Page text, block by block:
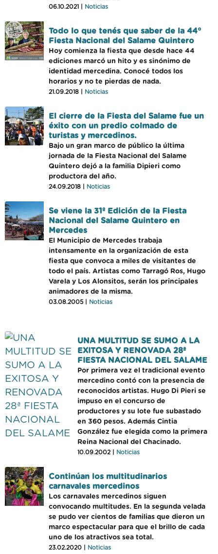
06.10.2021 | Noticias
Todo lo que tenés que saber de la 44°
Fiesta Nacional del Salame Quintero
Hoy comienza la fiesta que desde hace 44
ediciones marcó un hito y es sinónimo de
identidad mercedina. Conocé todos los
horarios y no te pierdas de nada.
21.09.2018 | Noticias
El cierre de la Fiesta del Salame fue un
éxito con un predio colmado de
turistas y mercedinos.
Bajo un gran marco de público la última
jornada de la Fiesta Nacional del Salame
Quintero dejó a la familia Dipieri como
productora del año.
24.09.2018 | Noticias
Se viene la 31º Edición de la Fiesta
Nacional del Salame Quintero en
Mercedes
El Municipio de Mercedes trabaja
intensamente en la organización de esta
fiesta que convoca a miles de visitantes de
todo el país. Artistas como Tarragó Ros, Hugo
Varela y Los Alonsitos, serán los principales
animadores de la misma.
03.08.2005 | Noticias
UNA MULTITUD SE SUMO A LA
EXITOSA Y RENOVADA 28ª
FIESTA NACIONAL DEL SALAME
Por primera vez el tradicional evento
mercedino contó con la presencia de
reconocidos artistas. Hugo Di Pieri se
impuso en el concurso de
productores y su lote fue subastado
en 360 pesos. Además Cintia
González fue elegida como la primera
Reina Nacional del Chacinado.
10.09.2002 | Noticias
Continúan los multitudinarios
carnavales mercedinos
Los carnavales mercedinos siguen
convocando multitudes. En la segunda velada
se pudo ver cientos de familias que dieron un
marco espectacular para que el brillo de cada
uno de los atractivos sea total.
23.02.2020 | Noticias